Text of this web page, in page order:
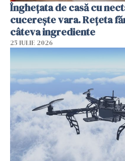
Înghețata de casă cu
cucerește vara. Rețeta
câteva ingrediente
25 IULIE 2026